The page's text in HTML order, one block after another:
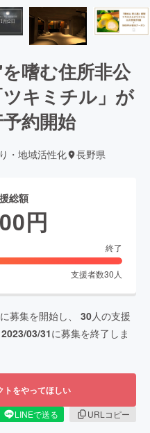
嗜む住所非公
キミチル」が
約開始
・地域活性化 長野県
総額
円
終了
支援者数30 人
に募集を開始し、 30人の支援
2023/03/31に募集を終了しま
トをやってほしい
LINEで送る
URLコピー